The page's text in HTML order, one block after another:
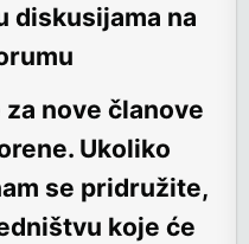
diskusijama na
nove članove
. Ukoliko
se pridružite,
koje će